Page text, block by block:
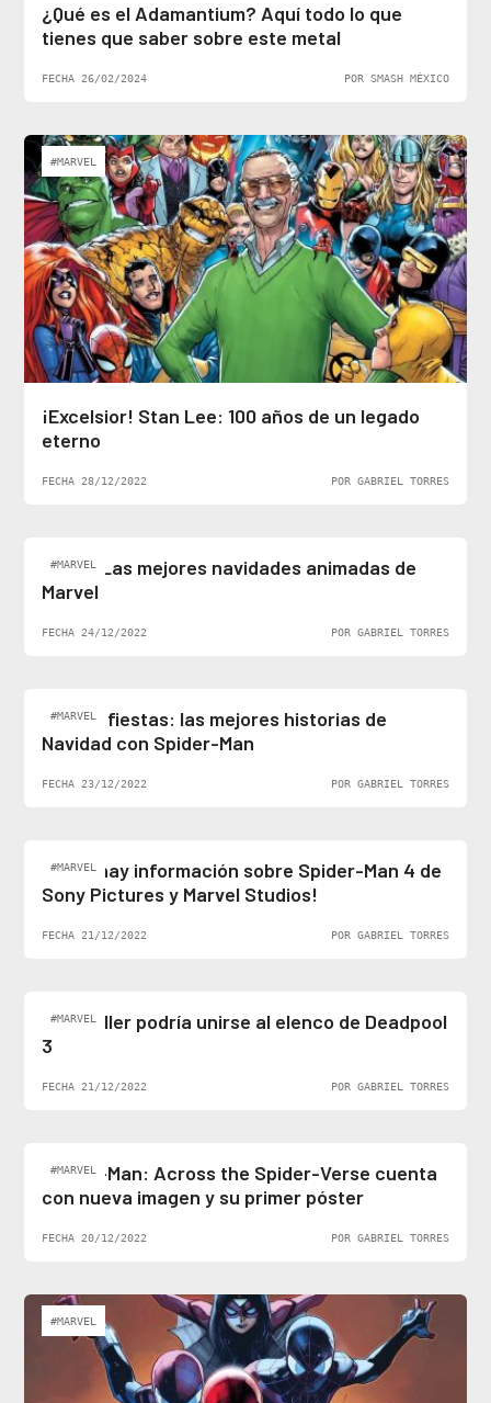
¿Qué es el Adamantium? Aquí todo lo que
tienes que saber sobre este metal
FECHA 26/02/2024 POR SMASH MÉXICO
#MARVEL
¡Excelsior! Stan Lee: 100 años de un legado
eterno
FECHA 28/12/2022 POR GABRIEL TORRES
#MARVEL
Top 5: Las mejores navidades animadas de
Marvel
FECHA 24/12/2022 POR GABRIEL TORRES
#MARVEL
Felices fiestas: las mejores historias de
Navidad con Spider-Man
FECHA 23/12/2022 POR GABRIEL TORRES
#MARVEL
¡Al fin hay información sobre Spider-Man 4 de
Sony Pictures y Marvel Studios!
FECHA 21/12/2022 POR GABRIEL TORRES
#MARVEL
Ben Stiller podría unirse al elenco de Deadpool
3
FECHA 21/12/2022 POR GABRIEL TORRES
#MARVEL
Spider-Man: Across the Spider-Verse cuenta
con nueva imagen y su primer póster
FECHA 20/12/2022 POR GABRIEL TORRES
#MARVEL